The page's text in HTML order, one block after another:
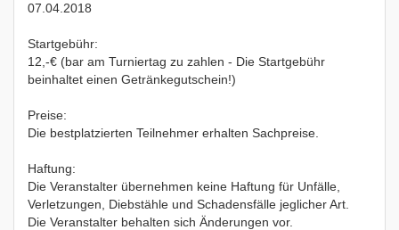
07.04.2018
Startgebühr:
12,-€ (bar am Turniertag zu zahlen - Die Startgebühr
beinhaltet einen Getränkegutschein!)
Preise:
Die bestplatzierten Teilnehmer erhalten Sachpreise.
Haftung:
Die Veranstalter übernehmen keine Haftung für Unfälle,
Verletzungen, Diebstähle und Schadensfälle jeglicher Art.
Die Veranstalter behalten sich Änderungen vor.